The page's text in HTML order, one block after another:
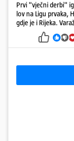
Prvi "vječni derbi"
lov na Ligu prvaka,
gdje je i Rijeka.